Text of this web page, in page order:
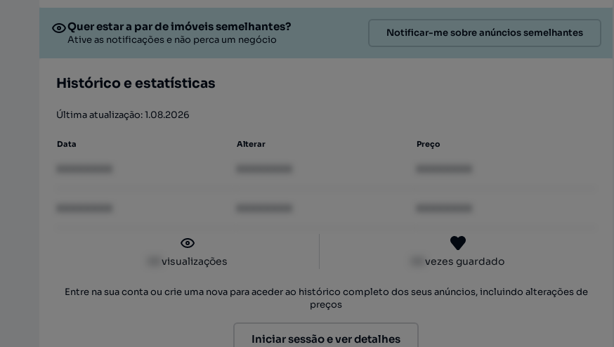
Quer estar a par de imóveis semelhantes?
Ative as notificações e não perca um negócio
Notificar-me sobre anúncios semelhantes
Histórico e estatísticas
Última atualização: 1.08.2026
Data Alterar Preço
visualizações vezes guardado
Entre na sua conta ou crie uma nova para aceder ao histórico completo dos seus anúncios, incluindo alterações de
preços
Iniciar sessão e ver detalhes